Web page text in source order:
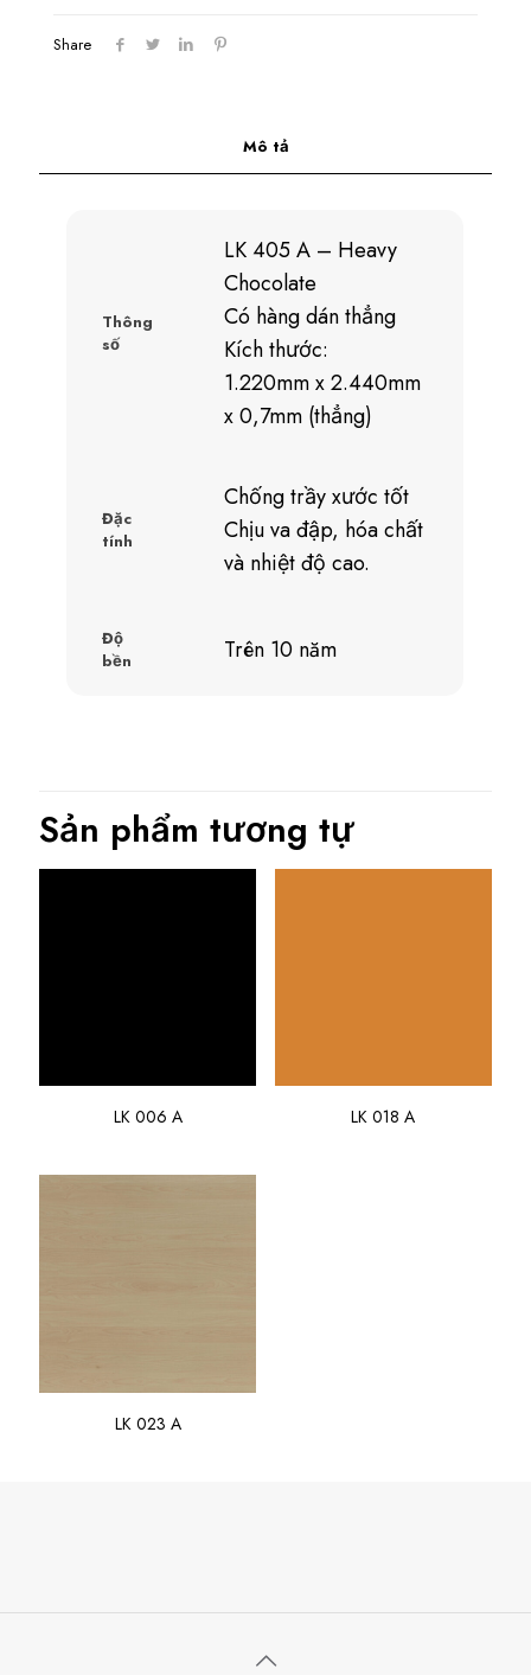
Share
Mô tả
Thông
số
LK 405 A – Heavy
Chocolate
Có hàng dán thẳng
Kích thước:
1.220mm x 2.440mm
x 0,7mm (thẳng)
Đặc
tính
Chống trầy xước tốt
Chịu va đập, hóa chất
và nhiệt độ cao.
Độ
bền
Trên 10 năm
Sản phẩm tương tự
LK 006 A LK 018 A
LK 023 A